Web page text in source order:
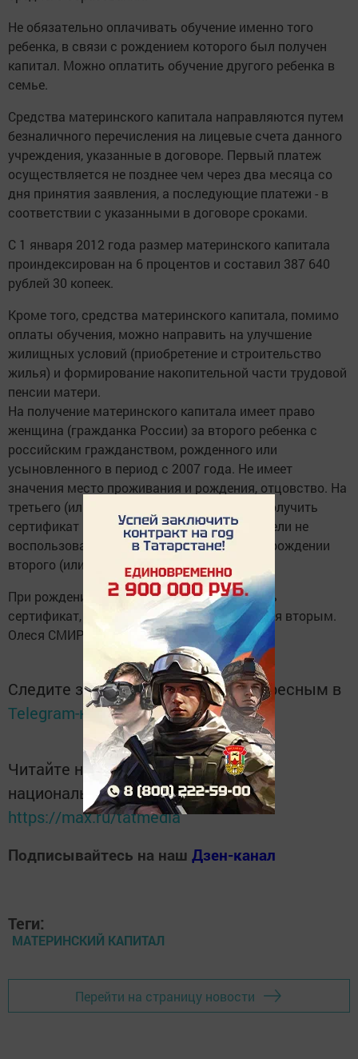
Не обязательно оплачивать обучение именно того
ребенка, в связи с рождением которого был получен
капитал. Можно оплатить обучение другого ребенка в
семье.
Средства материнского капитала направляются путем
безналичного перечисления на лицевые счета данного
учреждения, указанные в договоре. Первый платеж
осуществляется не позднее чем через два месяца со
дня принятия заявления, а последующие платежи - в
соответствии с указанными в договоре сроками.
С 1 января 2012 года размер материнского капитала
проиндексирован на 6 процентов и составил 387 640
рублей 30 копеек.
Кроме того, средства материнского капитала, помимо
оплаты обучения, можно направить на улучшение
жилищных условий (приобретение и строительство
жилья) и формирование накопительной части трудовой
пенсии матери.
На получение материнского капитала имеет право
женщина (гражданка России) за второго ребенка с
российским гражданством, рожденного или
усыновленного в период с 2007 года. Не имеет
значения место проживания и рождения, отцовство. На
третьего (или четвертого) ребенка можно получить
сертификат при условии, что раньше родители не
воспользовались этой возможностью при рождении
второго (или третьего).
При рождении двойни тоже можно получить
сертификат, установив, кто из детей родился вторым.
Олеся СМИРНОВА
Следите за самым важным и интересным в
Telegram-каналеТатмедиа
Читайте новости Татарстана в
национальном мессенджере MАХ:
https://max.ru/tatmedia
Подписывайтесь на наш Дзен-канал
Теги:
МАТЕРИНСКИЙ КАПИТАЛ
Перейти на страницу новости